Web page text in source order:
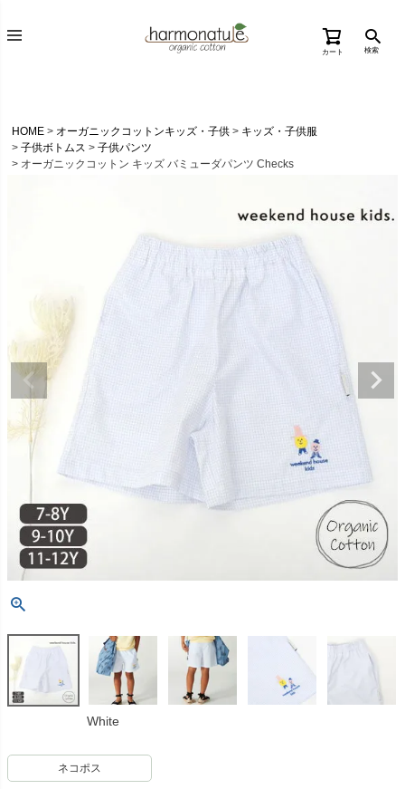
カート 検索
HOME オーガニックコットンキッズ・子供
キッズ・子供服
子供ボトムス
子供パンツ
オーガニックコットン キッズ バミューダパンツ Checks
White
ネコポス